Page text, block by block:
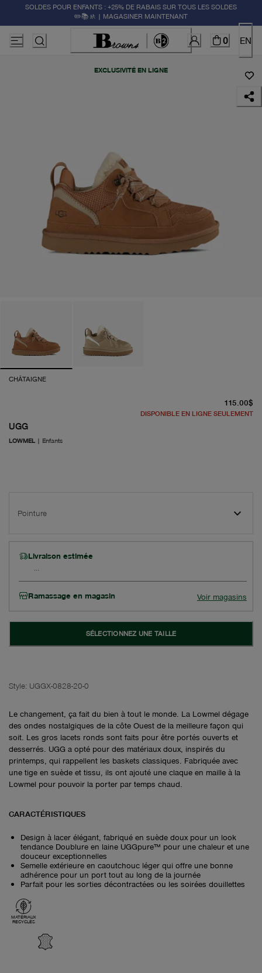
SOLDES POUR ENFANTS : +25% DE RABAIS SUR TOUS LES SOLDES
✏️📚🚸 | MAGASINER MAINTENANT
0 EN
EXCLUSIVITÉ EN LIGNE
CHÂTAIGNE
UGG
LOWMEL | Enfants
115.00$
DISPONIBLE EN LIGNE SEULEMENT
Pointure
Livraison estimée
Ramassage en magasin Voir magasins
SÉLECTIONNEZ UNE TAILLE
Style: UGGX-0828-20-0
Le changement, ça fait du bien à tout le monde. La Lowmel dégage
des ondes nostalgiques de la côte Ouest de la meilleure façon qui
soit. Les gros lacets ronds sont faits pour être portés ouverts et
desserrés. UGG a opté pour des matériaux doux, inspirés du
printemps, qui rappellent les baskets classiques. Fabriquée avec
une tige en suède et tissu, ils ont ajouté une claque en maille à la
Lowmel pour pouvoir la porter par temps chaud.
CARACTÉRISTIQUES
Design à lacer élégant, fabriqué en suède doux pour un look
tendance Doublure en laine UGGpure™ pour une chaleur et une
douceur exceptionnelles
Semelle extérieure en caoutchouc léger qui offre une bonne
adhérence pour un port tout au long de la journée
Parfait pour les sorties décontractées ou les soirées douillettes
MATÉRIAUX
RECYCLÉS